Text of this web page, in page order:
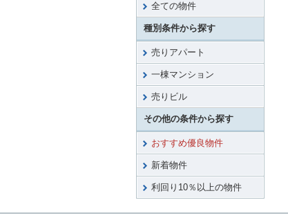
全ての物件
種別条件から探す
売りアパート
一棟マンション
売りビル
その他の条件から探す
おすすめ優良物件
新着物件
利回り10％以上の物件